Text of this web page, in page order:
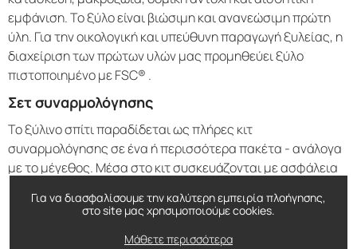
Για να διασφαλίσουμε την καλύτερη εμπειρία πλοήγησης,
στο site μας χρησιμοποιούμε cookies.
Μάθετε περισσότερα
εμφάνιση. Το ξύλο είναι βιώσιμη και ανανεώσιμη πρώτη
ύλη. Για την οικολογική και υπεύθυνη παραγωγή ξυλείας, η
διαχείριση των πρώτων υλών μας προμηθεύει ξύλο
πιστοποιημένο με FSC® .
Σετ συναρμολόγησης
Το ξύλινο σπίτι παραδίδεται ως πλήρες κιτ
συναρμολόγησης σε ένα ή περισσότερα πακέτα - ανάλογα
με το μέγεθος. Μέσα στο κιτ συσκευάζονται με ασφάλεια
από τη συσκευασία του όταν θέλετε να αρχίσετε να
προστατεύει την ξυλεία από τον καιρό. Εάν δεν ξεκινήσετε